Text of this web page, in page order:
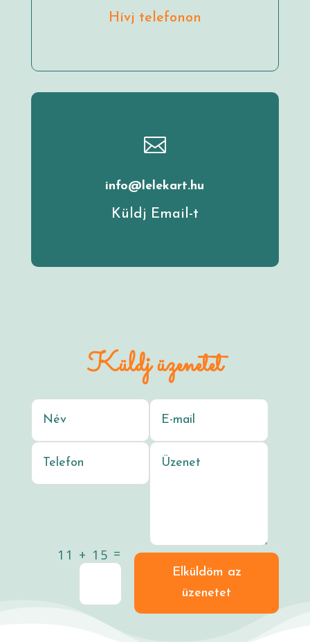
Hívj telefonon

info@lelekart.hu
Küldj Email-t
Küldj üzenetet
11 + 15 =
Elküldöm az
üzenetet